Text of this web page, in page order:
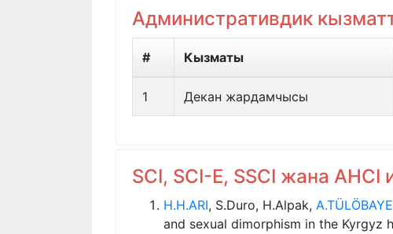
Административдик
# Кызматы
1 Декан жардамчысы
SCI, SCI-E, SSCI жана
H.H.ARI, S.Duro, H.Alpak,
and sexual dimorphism in the Kyrgyz